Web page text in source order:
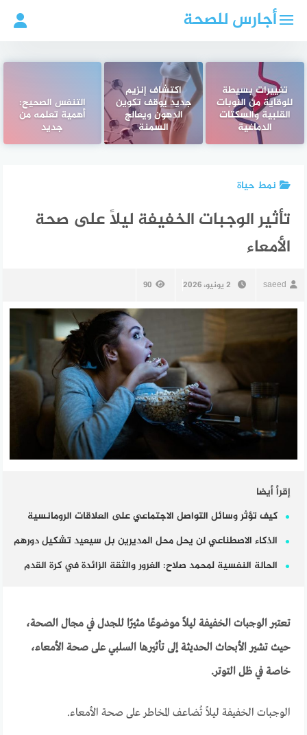
أجارس للصحة
تغييرات بسيطة
للوقاية من النوبات
القلبية والسكتات
الدماغية
اكتشاف إنزيم
جديد يوقف تكوين
الدهون ويعالج
السمنة
التنفس الصحيح:
أهمية تعلمه من
جديد
نمط حياة
تأثير الوجبات الخفيفة ليلاً على صحة
الأمعاء
saeed 2 يونيو، 2026 90
إقرأ أيضا
كيف تؤثر وسائل التواصل الاجتماعي على العلاقات الرومانسية
الذكاء الاصطناعي لن يحل محل المديرين بل سيعيد تشكيل دورهم
الحالة النفسية لمحمد صلاح: الغرور والثقة الزائدة في كرة القدم
تعتبر الوجبات الخفيفة ليلاً موضوعًا مثيرًا للجدل في مجال الصحة،
حيث تشير الأبحاث الحديثة إلى تأثيرها السلبي على صحة الأمعاء،
خاصة في ظل التوتر.
الوجبات الخفيفة ليلاً تُضاعف المخاطر على صحة الأمعاء.